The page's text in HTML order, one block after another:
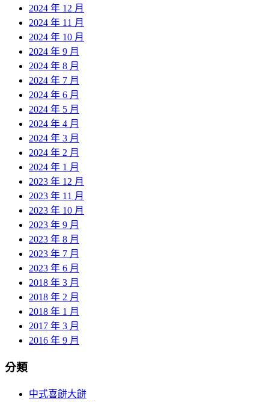
2024 年 12 月
2024 年 11 月
2024 年 10 月
2024 年 9 月
2024 年 8 月
2024 年 7 月
2024 年 6 月
2024 年 5 月
2024 年 4 月
2024 年 3 月
2024 年 2 月
2024 年 1 月
2023 年 12 月
2023 年 11 月
2023 年 10 月
2023 年 9 月
2023 年 8 月
2023 年 7 月
2023 年 6 月
2018 年 3 月
2018 年 2 月
2018 年 1 月
2017 年 3 月
2016 年 9 月
分類
中式喜餅大餅